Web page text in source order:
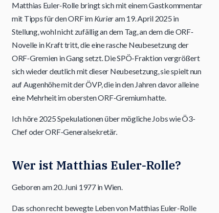
Matthias Euler-Rolle bringt sich mit einem Gastkommentar
mit Tipps für den ORF im Kurieram 19. April 2025 in
Stellung, wohl nicht zufällig an dem Tag, an dem die ORF-
Novelle in Kraft tritt, die eine rasche Neubesetzung der
ORF-Gremien in Gang setzt. Die SPÖ-Fraktion vergrößert
sich wieder deutlich mit dieser Neubesetzung, sie spielt nun
auf Augenhöhe mit der ÖVP, die in den Jahren davor alleine
eine Mehrheit im obersten ORF-Gremium hatte.
Ich höre 2025 Spekulationen über mögliche Jobs wie Ö3-
Chef oder ORF-Generalsekretär.
Wer ist Matthias Euler-Rolle?
Geboren am 20. Juni 1977 in Wien.
Das schon recht bewegte Leben von Matthias Euler-Rolle